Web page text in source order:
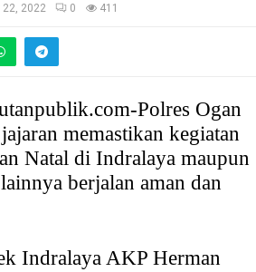
22, 2022 0 411
Polres Ogan
memastikan kegiatan
Natal di Indralaya maupun
berjalan aman dan
Indralaya AKP Herman